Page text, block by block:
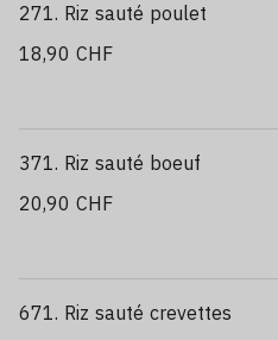
271. Riz sauté poulet
18,90 CHF
371. Riz sauté boeuf
20,90 CHF
671. Riz sauté crevettes